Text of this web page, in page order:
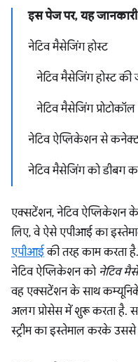
इस पेज पर, यह
नेटिव मैसेजिंग होस्ट
नेटिव मैसेजिंग होस्ट की
नेटिव मैसेजिंग प्रोटोकॉल
नेटिव ऐप्लिकेशन से
नेटिव मैसेजिंग को डीबग
एक्सटेंशन, नेटिव ऐप्लिकेशन
लिए, वे ऐसे एपीआई का
एपीआईकी तरह काम करता
नेटिव ऐप्लिकेशन को नेटिव
वह एक्सटेंशन के साथ
अलग प्रोसेस में शुरू करता है.
स्ट्रीम का इस्तेमाल करके